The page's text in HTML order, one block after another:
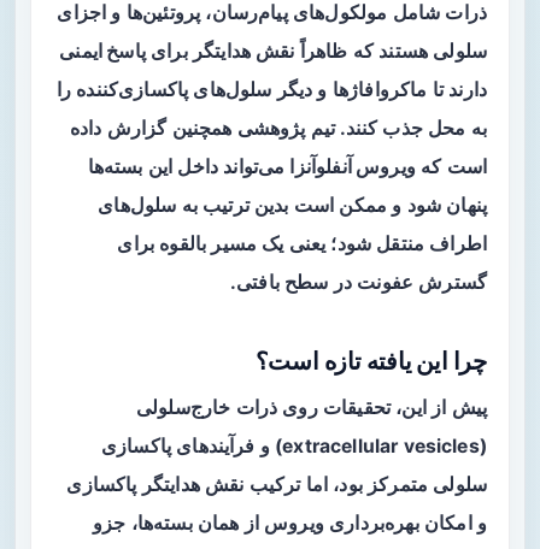
ذرات شامل مولکول‌های پیام‌رسان، پروتئین‌ها و اجزای
سلولی هستند که ظاهراً نقش هدایتگر برایپاسخ ایمنی
دارند تا ماکروافاژها و دیگر سلول‌های پاکسازی‌کننده را
به محل جذب کنند. تیم پژوهشی همچنین گزارش داده
است که ویروس آنفلوآنزا
می‌تواند داخل این بسته‌ها
پنهان شود و ممکن است بدین ترتیب به سلول‌های
اطراف منتقل شود؛ یعنی یک مسیر بالقوه برای
گسترش عفونت در سطح بافتی.
چرا این یافته تازه است؟
پیش از این، تحقیقات روی ذرات خارج‌سلولی
(extracellular vesicles) و فرآیندهای پاکسازی
سلولی متمرکز بود، اما ترکیب نقش هدایتگر پاکسازی
و امکان بهره‌برداری ویروس از همان بسته‌ها، جزو